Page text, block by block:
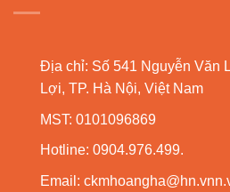
Địa chỉ: Số 541 Nguyễn Văn
Lợi, TP. Hà Nội, Việt Nam
MST: 0101096869
Hotline: 0904.976.499.
Email: